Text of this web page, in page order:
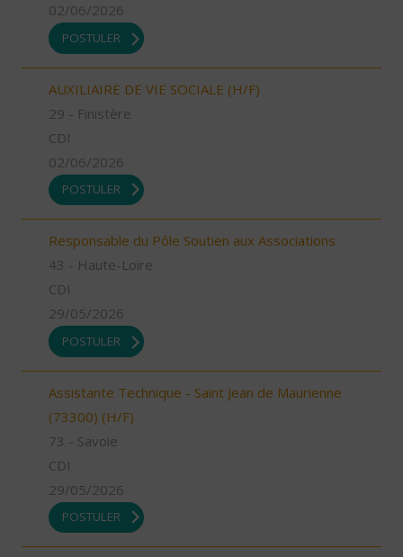
02/06/2026
POSTULER
AUXILIAIRE DE VIE SOCIALE (H/F)
29 - Finistère
CDI
02/06/2026
POSTULER
Responsable du Pôle Soutien aux Associations
43 - Haute-Loire
CDI
29/05/2026
POSTULER
Assistante Technique - Saint Jean de Maurienne
(73300) (H/F)
73 - Savoie
CDI
29/05/2026
POSTULER